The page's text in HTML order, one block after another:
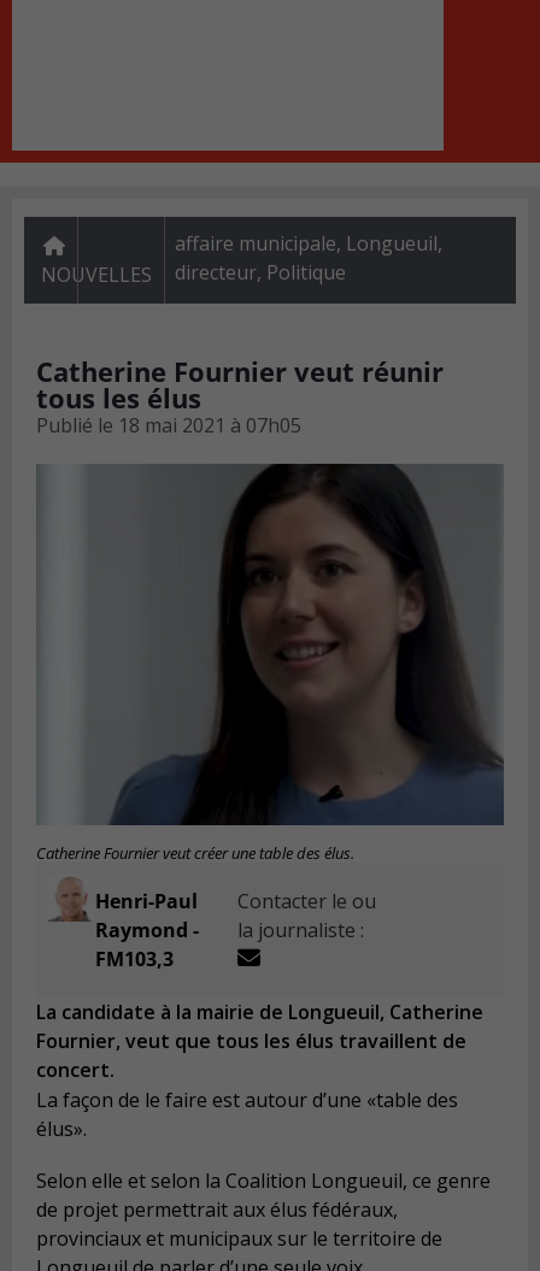
NOUVELLES
affaire municipale, Longueuil,
directeur, Politique
Catherine Fournier veut réunir
tous les élus
Publié le 18 mai 2021 à 07h05
Catherine Fournier veut créer une table des élus.
Henri-Paul
Raymond -
FM103,3
Contacter le ou
la journaliste :
La candidate à la mairie de Longueuil, Catherine
Fournier, veut que tous les élus travaillent de
concert.
La façon de le faire est autour d’une «table des
élus».
Selon elle et selon la Coalition Longueuil, ce genre
de projet permettrait aux élus fédéraux,
provinciaux et municipaux sur le territoire de